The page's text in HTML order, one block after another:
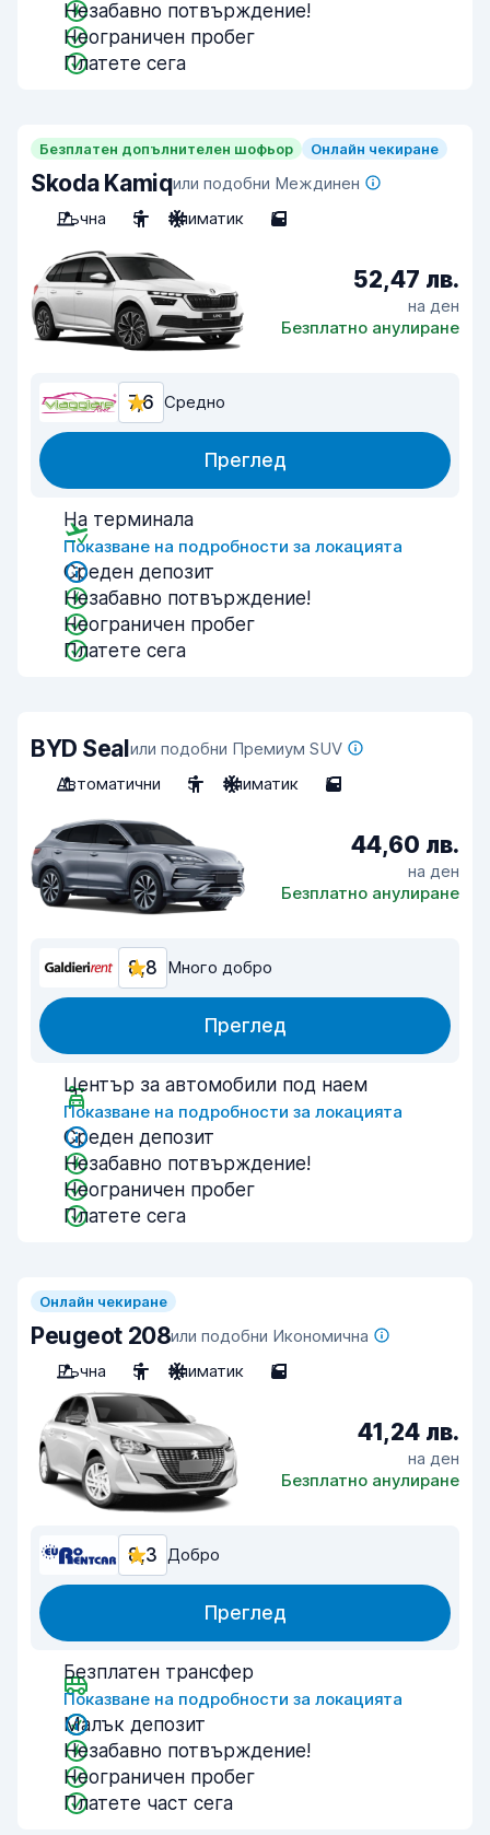
Незабавно потвърждение!
Неограничен пробег
Платете сега
Безплатен допълнителен шофьор Онлайн чекиране
Skoda Kamiqили подобни Междинен
Ръчна
5 Климатик 5
52,47 лв.
на ден
Безплатно анулиране
7,6 Средно
Преглед
На терминала
Показване на подробности за локацията
Среден депозит
Незабавно потвърждение!
Неограничен пробег
Платете сега
BYD Sealили подобни Премиум SUV
Автоматични
5 Климатик 5
44,60 лв.
на ден
Безплатно анулиране
8,8 Много добро
Преглед
Център за автомобили под наем
Показване на подробности за локацията
Среден депозит
Незабавно потвърждение!
Неограничен пробег
Платете сега
Онлайн чекиране
Peugeot 208или подобни Икономична
Ръчна
5 Климатик 5
41,24 лв.
на ден
Безплатно анулиране
8,3 Добро
Преглед
Безплатен трансфер
Показване на подробности за локацията
Малък депозит
Незабавно потвърждение!
Неограничен пробег
Платете част сега